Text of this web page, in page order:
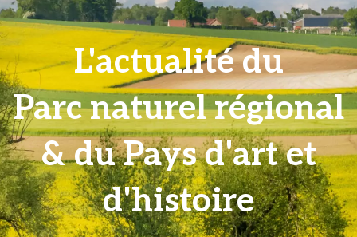
L'actualité du
Parc naturel régional
& du Pays d'art et
d'histoire